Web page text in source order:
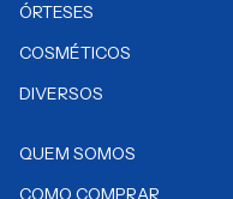
ÓRTESES
COSMÉTICOS
DIVERSOS
QUEM SOMOS
COMO COMPRAR